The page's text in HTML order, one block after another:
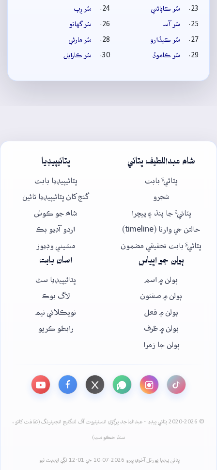
سُر ڪاپائتي
سُر رِپ
سُر آسا
سُر گهاتو
سُر ڪيڏارو
سُر مارئي
سُر ڪاموڏ
سُر ڪارايل
شاھ عبداللطيف ڀٽائي
ڀٽائيءَ بابت
شجرو
ڀٽائيءَ جا پنڌ ۽ پيچرا
حالتن جي وارتا (timeline)
ڀٽائيءَ بابت تحقيقي مضمون
ڀٽائيپيڊيا
ڀٽائيپيڊيا بابت
گنج کان ڀٽائيپيڊيا تائين
شاھ جو ڪوش
اردو آڊيو بڪ
مشيني وڊيوز
ٻولن جو اڀياس
ٻولن ۾ اسم
ٻولن ۾ صفتون
ٻولن ۾ فعل
ٻولن ۾ ظرف
ٻولن جا زمرا
اسان بابت
ڀٽائيپيڊيا سٿ
لاگ بوڪ
نويڪلائي نيم
رابطو ڪريو
© 2020-2026 ڀٽائي پيڊيا - عبدالماجد ڀرڳڙي انسٽيٽيوٽ آف لئنگئيج انجنيئرنگ (ثقافت کاتو،
سنڌ حڪومت)
ڀٽائي پيڊيا پورٽل آخري ڀيرو 2026-07-10 جي 12:01 لڳي اپڊيٽ ٿيو.